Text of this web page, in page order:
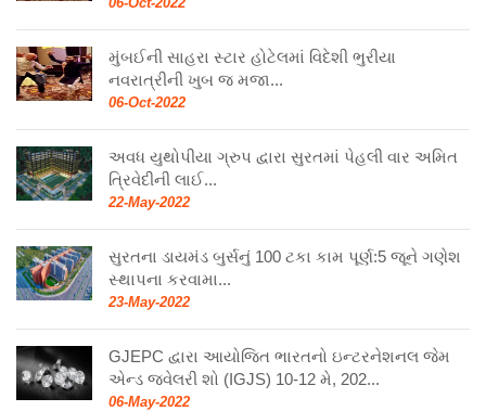
મુંબઈની સાહરા સ્ટાર હોટેલમાં વિદેશી ભુરીયા
નવરાત્રીની ખુબ જ મજા...
06-Oct-2022
અવધ યુથોપીયા ગ્રુપ દ્વારા સુરતમાં પેહલી વાર અમિત
ત્રિવેદીની લાઈ...
22-May-2022
સુરતના ડાયમંડ બુર્સનું 100 ટકા કામ પૂર્ણ:5 જૂને ગણેશ
સ્થાપના કરવામા...
23-May-2022
GJEPC દ્વારા આયોજિત ભારતનો ઇન્ટરનેશનલ જેમ
એન્ડ જ્વેલરી શો (IGJS) 10-12 મે, 202...
06-May-2022